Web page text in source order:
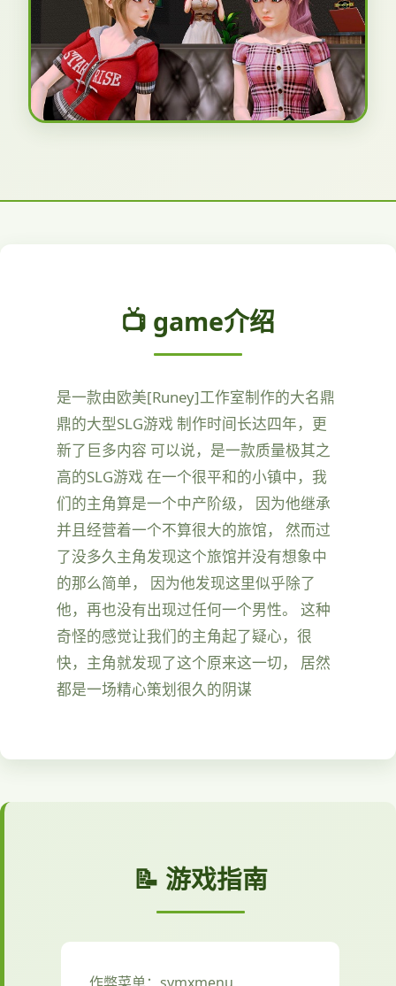
📺 game介绍
是一款由欧美[Runey]工作室制作的大名鼎
鼎的大型SLG游戏 制作时间长达四年，更
新了巨多内容 可以说，是一款质量极其之
高的SLG游戏 在一个很平和的小镇中，我
们的主角算是一个中产阶级， 因为他继承
并且经营着一个不算很大的旅馆， 然而过
了没多久主角发现这个旅馆并没有想象中
的那么简单， 因为他发现这里似乎除了
他，再也没有出现过任何一个男性。 这种
奇怪的感觉让我们的主角起了疑心，很
快，主角就发现了这个原来这一切， 居然
都是一场精心策划很久的阴谋
📝 游戏指南